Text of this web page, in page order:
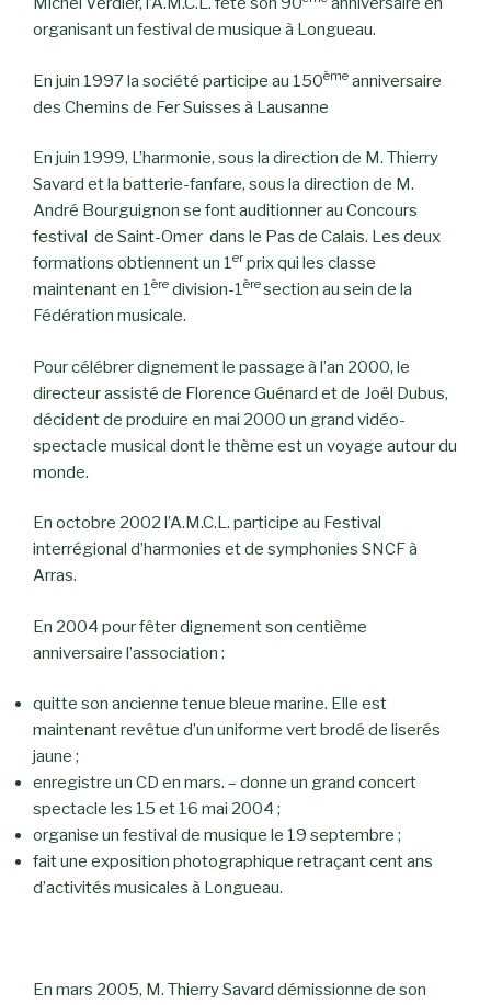
organisant un festival de musique à Longueau.
En juin 1997 la société participe au 150ème anniversaire
des Chemins de Fer Suisses à Lausanne
En juin 1999, L’harmonie, sous la direction de M. Thierry
Savard et la batterie-fanfare, sous la direction de M.
André Bourguignon se font auditionner au Concours
festival de Saint-Omer dans le Pas de Calais. Les deux
formations obtiennent un 1erprix qui les classe
maintenant en 1ère division-1èresection au sein de la
Fédération musicale.
Pour célébrer dignement le passage à l’an 2000, le
directeur assisté de Florence Guénard et de Joël Dubus,
décident de produire en mai 2000 un grand vidéo-
spectacle musical dont le thème est un voyage autour du
monde.
En octobre 2002 l’A.M.C.L. participe au Festival
interrégional d’harmonies et de symphonies SNCF à
Arras.
En 2004 pour fêter dignement son centième
anniversaire l’association :
quitte son ancienne tenue bleue marine. Elle est
maintenant revêtue d’un uniforme vert brodé de liserés
jaune ;
enregistre un CD en mars. – donne un grand concert
spectacle les 15 et 16 mai 2004 ;
organise un festival de musique le 19 septembre ;
fait une exposition photographique retraçant cent ans
d’activités musicales à Longueau.
En mars 2005, M. Thierry Savard démissionne de son